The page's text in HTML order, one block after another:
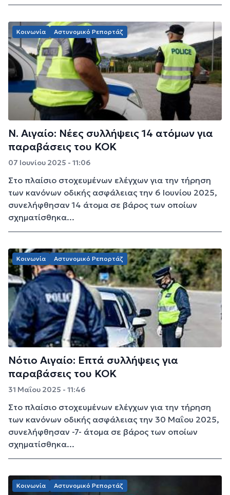
Κοινωνία Αστυνομικό Ρεπορτάζ
Ν. Αιγαίο: Νέες συλλήψεις 14 ατόμων για
παραβάσεις του ΚΟΚ
07 Ιουνίου 2025 - 11:06
Στο πλαίσιο στοχευμένων ελέγχων για την τήρηση
των κανόνων οδικής ασφάλειας την 6 Ιουνίου 2025,
συνελήφθησαν 14 άτομα σε βάρος των οποίων
σχηματίσθηκα...
Κοινωνία Αστυνομικό Ρεπορτάζ
Νότιο Αιγαίο: Επτά συλλήψεις για
παραβάσεις του ΚΟΚ
31 Μαΐου 2025 - 11:46
Στο πλαίσιο στοχευμένων ελέγχων για την τήρηση
των κανόνων οδικής ασφάλειας την 30 Μαΐου 2025,
συνελήφθησαν -7- άτομα σε βάρος των οποίων
σχηματίσθηκα...
Κοινωνία Αστυνομικό Ρεπορτάζ